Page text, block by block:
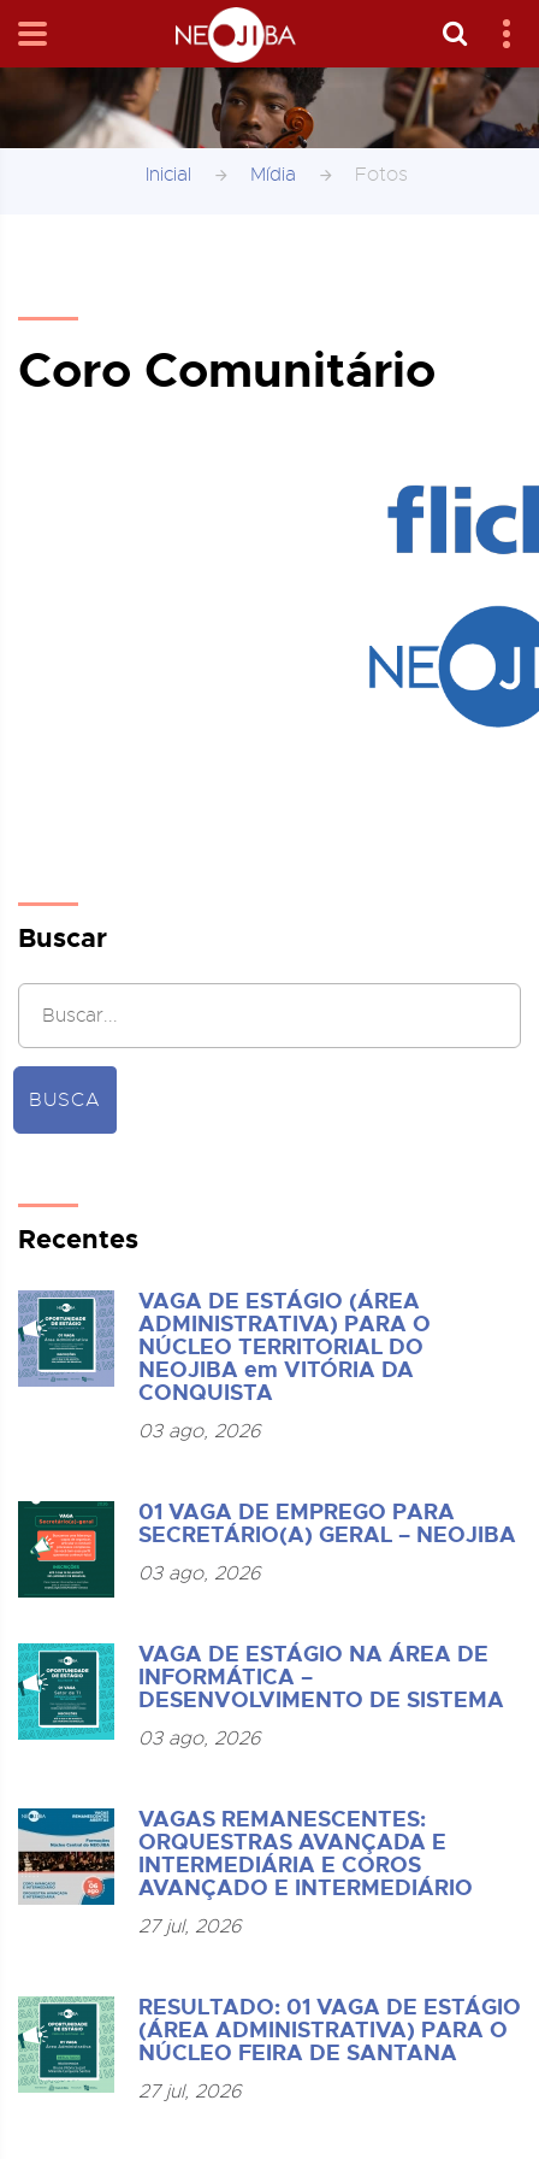
Inicial Mídia Fotos
Coro Comunitário
Buscar
BUSCA
Recentes
VAGA DE ESTÁGIO (ÁREA
ADMINISTRATIVA) PARA O
NÚCLEO TERRITORIAL DO
NEOJIBA em VITÓRIA DA
CONQUISTA
03 ago, 2026
01 VAGA DE EMPREGO PARA
SECRETÁRIO(A) GERAL – NEOJIBA
03 ago, 2026
VAGA DE ESTÁGIO NA ÁREA DE
INFORMÁTICA –
DESENVOLVIMENTO DE SISTEMA
03 ago, 2026
VAGAS REMANESCENTES:
ORQUESTRAS AVANÇADA E
INTERMEDIÁRIA E COROS
AVANÇADO E INTERMEDIÁRIO
27 jul, 2026
RESULTADO: 01 VAGA DE ESTÁGIO
(ÁREA ADMINISTRATIVA) PARA O
NÚCLEO FEIRA DE SANTANA
27 jul, 2026